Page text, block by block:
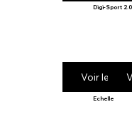
Digi-Sport 2.0
Voir le
Echelle